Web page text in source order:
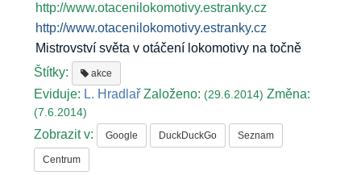
http://www.otacenilokomotivy.estranky.cz
http://www.otacenilokomotivy.estranky.cz
Mistrovství světa v otáčení lokomotivy na točně
Štítky:
akce
Eviduje: L. Hradlař Založeno:(29.6.2014)Změna:
(7.6.2014)
Zobrazit v: Google DuckDuckGo Seznam
Centrum